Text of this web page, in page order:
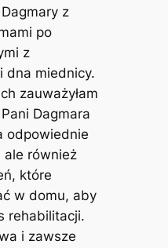
z
po
z
dna miednicy.
zauważyłam
Dagmara
odpowiednie
ale również
które
w domu, aby
rehabilitacji.
i zawsze